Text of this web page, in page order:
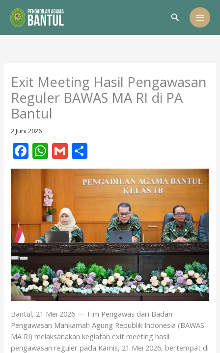
konten
Cari
Exit Meeting Hasil Pengawasan
Reguler BAWAS MA RI di PA
Bantul
2 Juni 2026
F
ac
o
k
W
h
at
s
A
p
p
G
m
ai
h
ar
e
Bantul, 21 Mei 2026 — Tim Pengawas dari Badan
Pengawasan Mahkamah Agung Republik Indonesia (BAWAS
MA RI) melaksanakan kegiatan exit meeting hasil
pengawasan reguler pada Kamis, 21 Mei 2026, bertempat di